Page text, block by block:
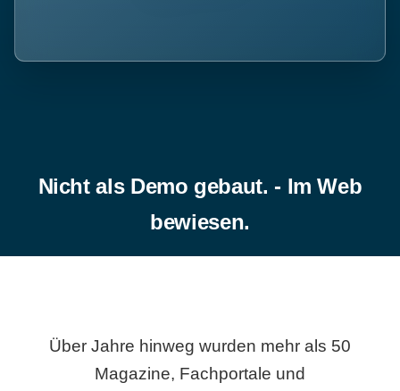
Nicht als Demo gebaut. - Im Web
bewiesen.
Über Jahre hinweg wurden mehr als 50
Magazine, Fachportale und